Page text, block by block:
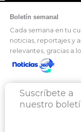
Boletín semanal
Cada semana en tu
noticias, reportajes y
relevantes, gracias a
Suscríbete a
nuestro